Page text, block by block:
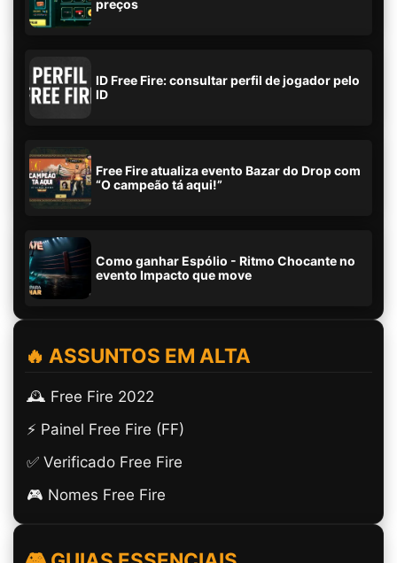
preços
ID Free Fire: consultar perfil de jogador pelo
ID
Free Fire atualiza evento Bazar do Drop com
“O campeão tá aqui!”
Como ganhar Espólio - Ritmo Chocante no
evento Impacto que move
🔥 ASSUNTOS EM ALTA
🕰️ Free Fire 2022
⚡ Painel Free Fire (FF)
✅ Verificado Free Fire
🎮 Nomes Free Fire